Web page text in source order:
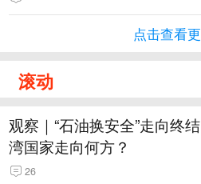
点击查看
滚动
观察｜“石油换安全”走向终
湾国家走向何方？
26